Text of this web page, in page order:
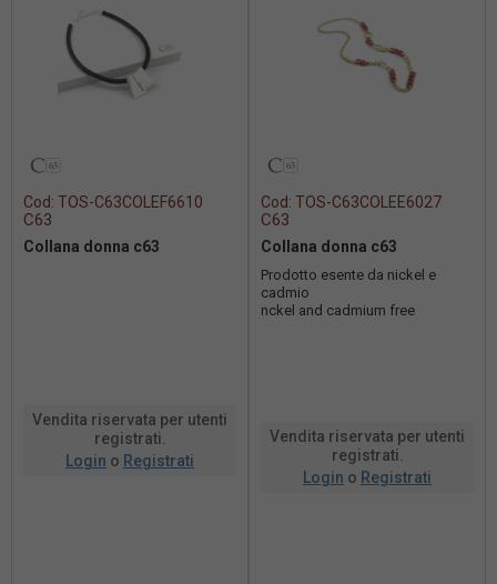
Cod: TOS-C63COLEF6610
C63
Collana donna c63
Vendita riservata per utenti
registrati.
Login o Registrati
Cod: TOS-C63COLEE6027
C63
Collana donna c63
Prodotto esente da nickel e
cadmio
nckel and cadmium free
Vendita riservata per utenti
registrati.
Login o Registrati